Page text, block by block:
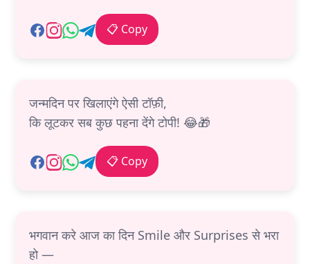
📋 Copy
जन्मदिन पर खिलाएंगे ऐसी टॉफ़ी,
कि लूटकर सब कुछ पहना देंगे टोपी! 😂🎁
📋 Copy
भगवान करे आज का दिन Smile और Surprises से भरा
हो —